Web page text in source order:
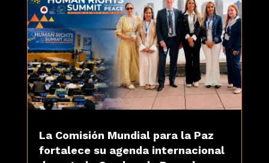
La Comisión Mundial para la Paz
fortalece su agenda internacional